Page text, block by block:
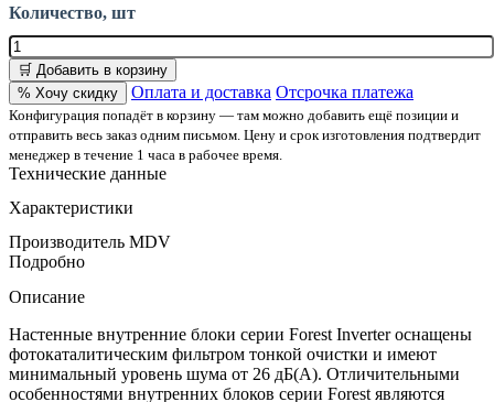
Количество, шт
🛒 Добавить в корзину
% Хочу скидку
Оплата и доставка Отсрочка платежа
Конфигурация попадёт в корзину — там можно добавить ещё позиции и
отправить весь заказ одним письмом. Цену и срок изготовления подтвердит
менеджер в течение 1 часа в рабочее время.
Технические данные
Характеристики
Производитель MDV
Подробно
Описание
Настенные внутренние блоки серии Forest Inverter оснащены
фотокаталитическим фильтром тонкой очистки и имеют
минимальный уровень шума от 26 дБ(А). Отличительными
особенностями внутренних блоков серии Forest являются